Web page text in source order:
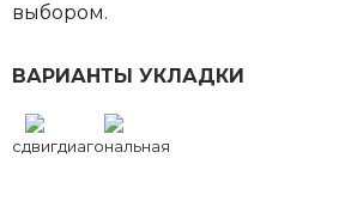
выбором.
ВАРИАНТЫ УКЛАДКИ
сдвигдиагональная